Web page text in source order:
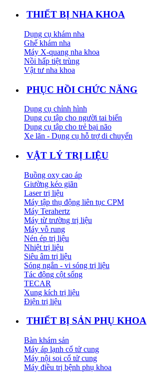
THIẾT BỊ NHA KHOA
Dụng cụ khám nha
Ghế khám nha
Máy X-quang nha khoa
Nồi hấp tiệt trùng
Vật tư nha khoa
PHỤC HỒI CHỨC NĂNG
Dụng cụ chỉnh hình
Dụng cụ tập cho người tai biến
Dụng cụ tập cho trẻ bại não
Xe lăn - Dụng cụ hỗ trợ di chuyển
VẬT LÝ TRỊ LIỆU
Buồng oxy cao áp
Giường kéo giãn
Laser trị liệu
Máy tập thụ động liên tục CPM
Máy Terahertz
Máy từ trường trị liệu
Máy vỗ rung
Nén ép trị liệu
Nhiệt trị liệu
Siêu âm trị liệu
Sóng ngắn - vi sóng trị liệu
Tác động cột sống
TECAR
Xung kích trị liệu
Điện trị liệu
THIẾT BỊ SẢN PHỤ KHOA
Bàn khám sản
Máy áp lạnh cổ tử cung
Máy nội soi cổ tử cung
Máy điều trị bệnh phụ khoa